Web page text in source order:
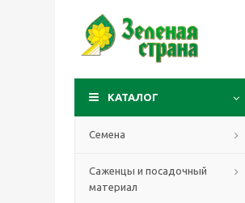
КАТАЛОГ
Семена
Саженцы и посадочный
материал